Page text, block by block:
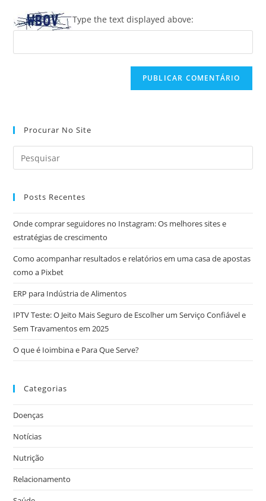
comentar
seu
site
Type the text displayed above:
Procurar No Site
Posts Recentes
Onde comprar seguidores no Instagram: Os melhores sites e
estratégias de crescimento
Como acompanhar resultados e relatórios em uma casa de apostas
como a Pixbet
ERP para Indústria de Alimentos
IPTV Teste: O Jeito Mais Seguro de Escolher um Serviço Confiável e
Sem Travamentos em 2025
O que é Ioimbina e Para Que Serve?
Categorias
Doenças
Notícias
Nutrição
Relacionamento